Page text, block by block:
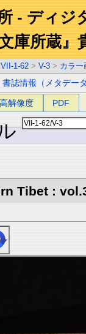
- ディジ
庫所蔵』
VII-1-62 > V-3 > カラー
書誌情報（メタデー
解像度 PDF
Tibet :